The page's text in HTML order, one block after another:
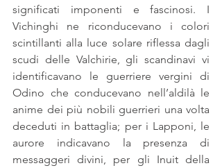
significati imponenti e fascinosi. I
Vichinghi ne riconducevano i colori
scintillanti alla luce solare riflessa dagli
scudi delle Valchirie, gli scandinavi vi
identificavano le guerriere vergini di
Odino che conducevano nell’aldilà le
anime dei più nobili guerrieri una volta
deceduti in battaglia; per i Lapponi, le
aurore indicavano la presenza di
messaggeri divini, per gli Inuit della